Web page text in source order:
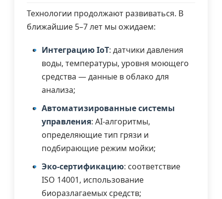
Технологии продолжают развиваться. В
ближайшие 5–7 лет мы ожидаем:
Интеграцию IoT: датчики давления
воды, температуры, уровня моющего
средства — данные в облако для
анализа;
Автоматизированные системы
управления: AI-алгоритмы,
определяющие тип грязи и
подбирающие режим мойки;
Эко-сертификацию: соответствие
ISO 14001, использование
биоразлагаемых средств;